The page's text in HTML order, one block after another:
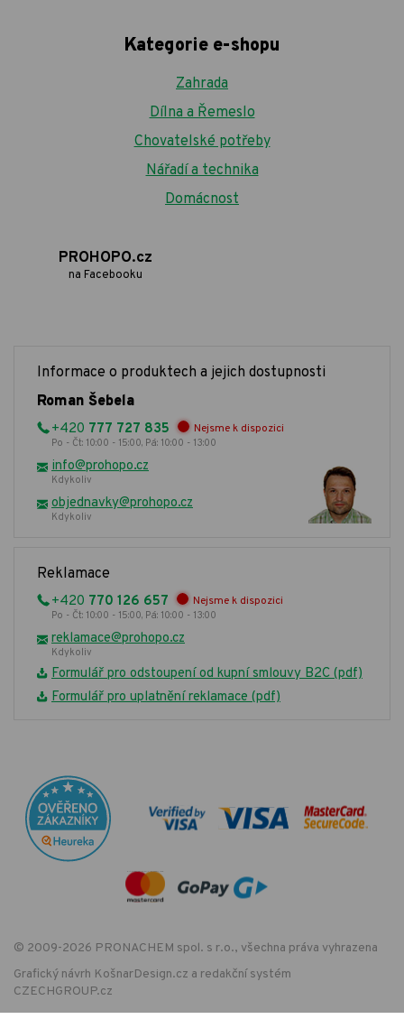
Kategorie e-shopu
Zahrada
Dílna a Řemeslo
Chovatelské potřeby
Nářadí a technika
Domácnost
PROHOPO.cz
na Facebooku
Informace o produktech a jejich dostupnosti
Roman Šebela
+420 777 727 835 Nejsme k dispozici
Po - Čt: 10:00 - 15:00, Pá: 10:00 - 13:00
info@prohopo.cz
Kdykoliv
objednavky@prohopo.cz
Kdykoliv
Reklamace
+420 770 126 657 Nejsme k dispozici
Po - Čt: 10:00 - 15:00, Pá: 10:00 - 13:00
reklamace@prohopo.cz
Kdykoliv
Formulář pro odstoupení od kupní smlouvy B2C (pdf)
Formulář pro uplatnění reklamace (pdf)
© 2009-2026 PRONACHEM spol. s r.o., všechna práva vyhrazena
Grafický návrh KošnarDesign.cz a redakční systém
CZECHGROUP.cz